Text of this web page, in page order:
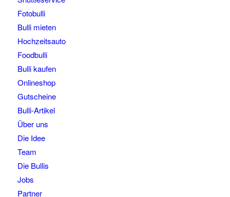
Fotobulli
Bulli mieten
Hochzeitsauto
Foodbulli
Bulli kaufen
Onlineshop
Gutscheine
Bulli-Artikel
Über uns
Die Idee
Team
Die Bullis
Jobs
Partner